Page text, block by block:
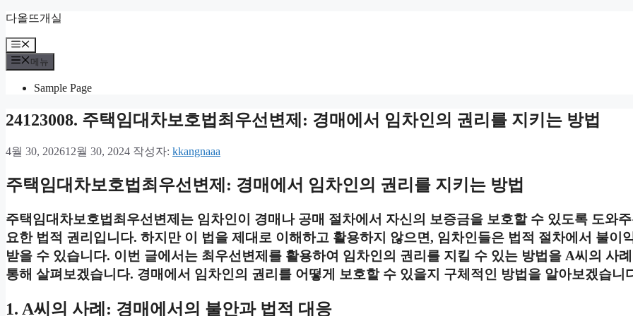
컨
츠
로
기
다올뜨개실
메
뉴
메뉴
Sample Page
24123008. 주택임대차보호법최우선변제: 경매에서 임차인의 권리를 지키는 방법
4월 30, 202612월 30, 2024 작성자: kkangnaaa
주택임대차보호법최우선변제: 경매에서 임차인의 권리를 지키는 방법
주택임대차보호법최우선변제는 임차인이 경매나 공매 절차에서 자신의 보증금을 보호할 수 있도록 도와
요한 법적 권리입니다. 하지만 이 법을 제대로 이해하고 활용하지 않으면, 임차인들은 법적 절차에서 불이
받을 수 있습니다. 이번 글에서는 최우선변제를 활용하여 임차인의 권리를 지킬 수 있는 방법을 A씨의 사
통해 살펴보겠습니다. 경매에서 임차인의 권리를 어떻게 보호할 수 있을지 구체적인 방법을 알아보겠습니
1. A씨의 사례: 경매에서의 불안과 법적 대응